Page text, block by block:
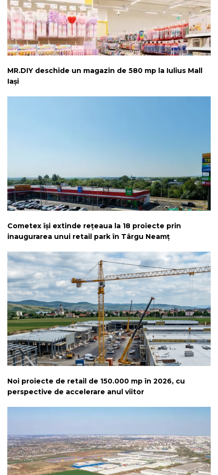
MR.DIY deschide un magazin de 580 mp la Iulius Mall
Iași
Cometex își extinde rețeaua la 18 proiecte prin
inaugurarea unui retail park în Târgu Neamț
Noi proiecte de retail de 150.000 mp în 2026, cu
perspective de accelerare anul viitor